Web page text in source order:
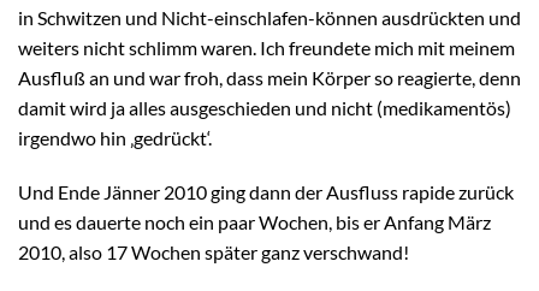
in Schwitzen und Nicht-einschlafen-können ausdrückten und
weiters nicht schlimm waren. Ich freundete mich mit meinem
Ausfluß an und war froh, dass mein Körper so reagierte, denn
damit wird ja alles ausgeschieden und nicht (medikamentös)
irgendwo hin ‚gedrückt‘.
Und Ende Jänner 2010 ging dann der Ausfluss rapide zurück
und es dauerte noch ein paar Wochen, bis er Anfang März
2010, also 17 Wochen später ganz verschwand!